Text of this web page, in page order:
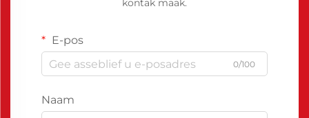
kontak maak.
E-pos
0/100
Naam